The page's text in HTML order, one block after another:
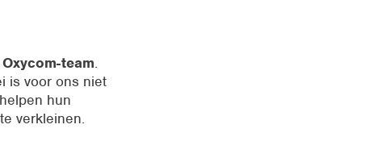
team.
is voor ons niet
hun
verkleinen.